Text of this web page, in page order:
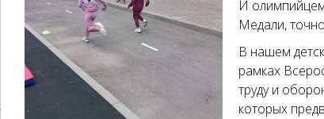
И
Медали,
В нашем
рамках
труду и
которых